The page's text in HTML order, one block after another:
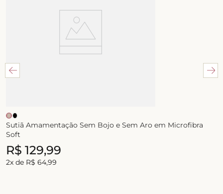
Sutiã Amamentação Sem Bojo e Sem Aro em Microfibra
Soft
R$ 129,99
2x de R$ 64,99